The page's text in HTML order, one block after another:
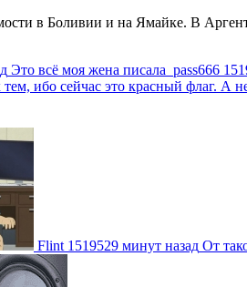
в Боливии и на Ямайке. В
Это всё моя жена писала pass666
тем, ибо сейчас это красный флаг.
Flint 1519529 минут назад От